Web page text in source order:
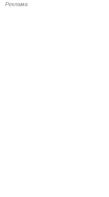
Реклама